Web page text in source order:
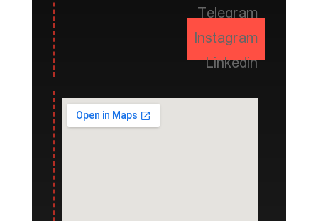
Telegram
Instagram
Linkedin